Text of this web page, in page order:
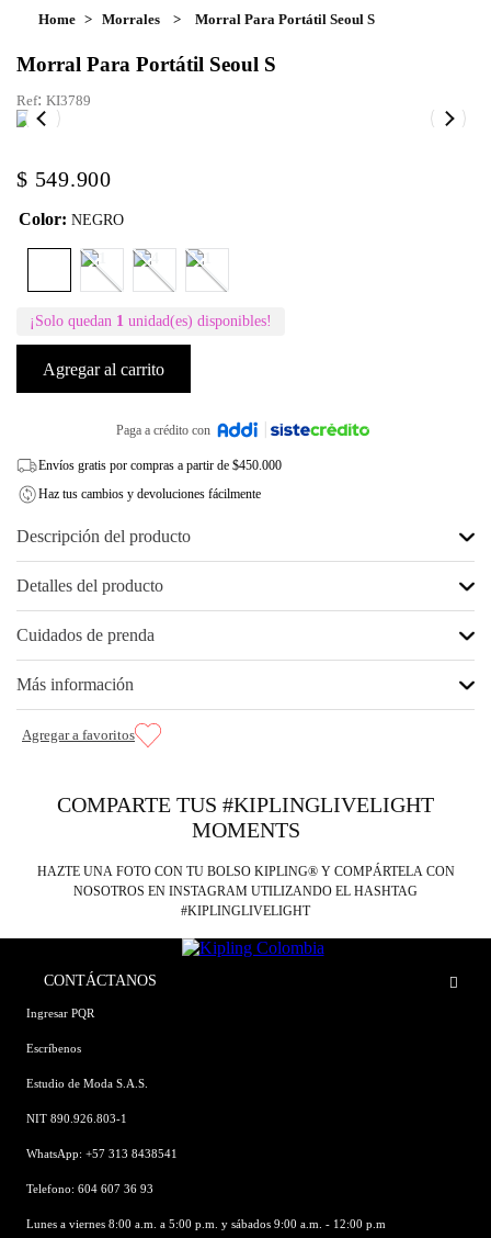
Morrales Morral Para Portátil Seoul S
Morral Para Portátil Seoul S
: KI3789
$ 549.900
Color: NEGRO
¡Solo quedan 1 unidad(es) disponibles!
Agregar al carrito
Paga a crédito con
Envíos gratis por compras a partir de $450.000
Haz tus cambios y devoluciones fácilmente
Descripción del producto
Detalles del producto
Cuidados de prenda
Más información
COMPARTE TUS #KIPLINGLIVELIGHT
MOMENTS
HAZTE UNA FOTO CON TU BOLSO KIPLING® Y COMPÁRTELA CON
NOSOTROS EN INSTAGRAM UTILIZANDO EL HASHTAG
#KIPLINGLIVELIGHT
CONTÁCTANOS
Ingresar PQR
Escríbenos
Estudio de Moda S.A.S.
NIT 890.926.803-1
WhatsApp: +57 313 8438541
Telefono: 604 607 36 93
Lunes a viernes 8:00 a.m. a 5:00 p.m. y sábados 9:00 a.m. - 12:00 p.m